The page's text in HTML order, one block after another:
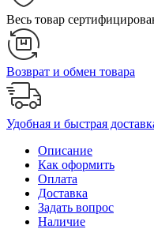
Весь товар
Возврат и обмен товара
Удобная и быстрая
Описание
Как оформить
Оплата
Доставка
Задать вопрос
Наличие